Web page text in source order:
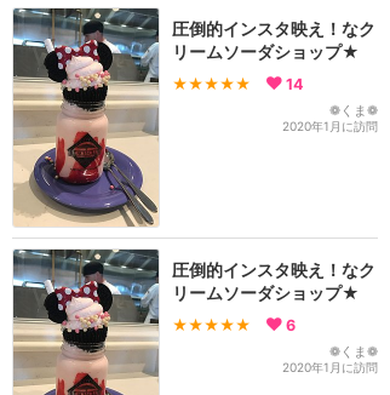
圧倒的インスタ映え！なク
リームソーダショップ★
★★★★★ 14
❁くま❁
2020年1月に訪問
圧倒的インスタ映え！なク
リームソーダショップ★
★★★★★ 6
❁くま❁
2020年1月に訪問